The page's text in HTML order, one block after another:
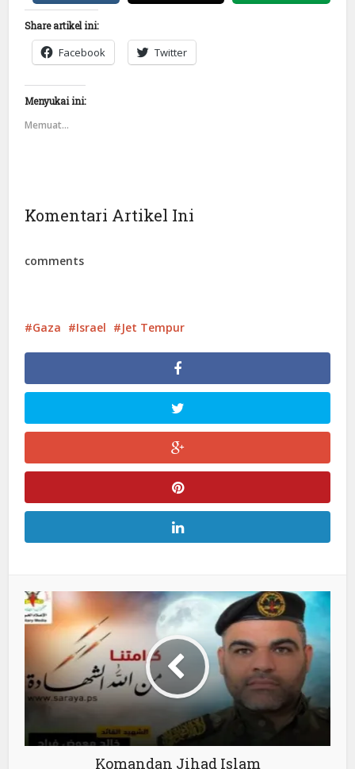
Share artikel ini:
Facebook Twitter
Menyukai ini:
Memuat...
Komentari Artikel Ini
comments
Gaza Israel Jet Tempur
Komandan Jihad Islam